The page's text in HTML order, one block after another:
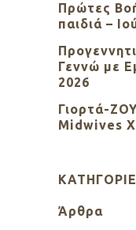
Πρώτες
παιδιά –
Γεννώ με
2026
Γιορτά-
Midwives
Άρθρα